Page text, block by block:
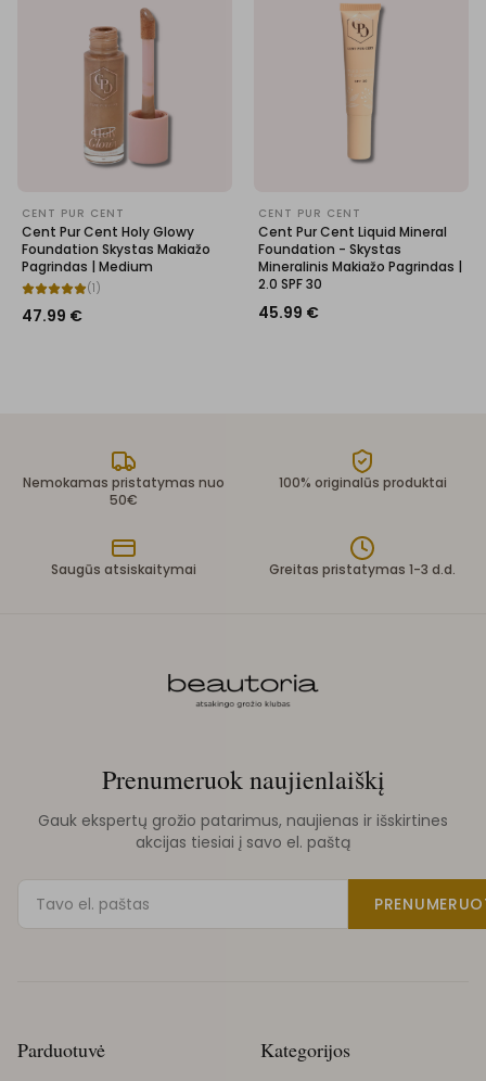
CENT PUR CENT
Cent Pur Cent Holy Glowy
Foundation Skystas Makiažo
Pagrindas | Medium
(1 )
47.99 €
CENT PUR CENT
Cent Pur Cent Liquid Mineral
Foundation - Skystas
Mineralinis Makiažo Pagrindas |
2.0 SPF 30
45.99 €
Nemokamas pristatymas nuo
50€
100% originalūs produktai
Saugūs atsiskaitymai Greitas pristatymas 1-3 d.d.
Prenumeruok naujienlaiškį
Gauk ekspertų grožio patarimus, naujienas ir išskirtines
akcijas tiesiai į savo el. paštą
Parduotuvė Kategorijos